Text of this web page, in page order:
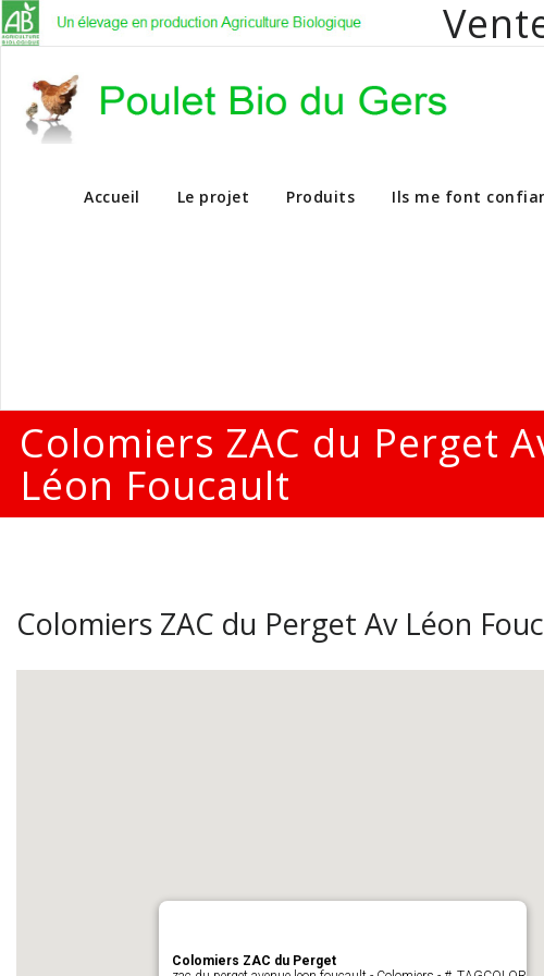
Vente en direct
Accueil Le projet Produits Ils me font
Colomiers ZAC du Perget
Léon Foucault
Colomiers ZAC du Perget Av Léon
Colomiers ZAC du Perget